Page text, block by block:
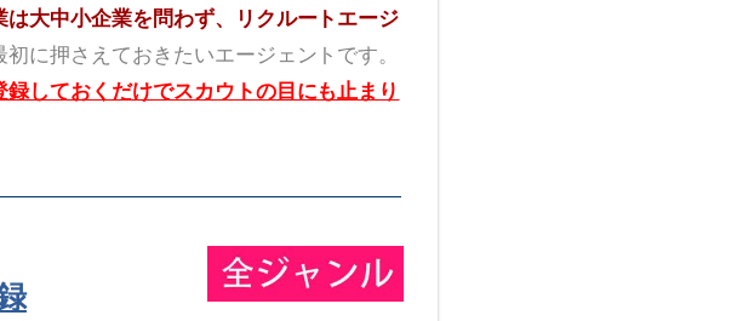
大中小企業を問わず、リクルートエージ
に押さえておきたいエージェントです。
しておくだけでスカウトの目にも止まり